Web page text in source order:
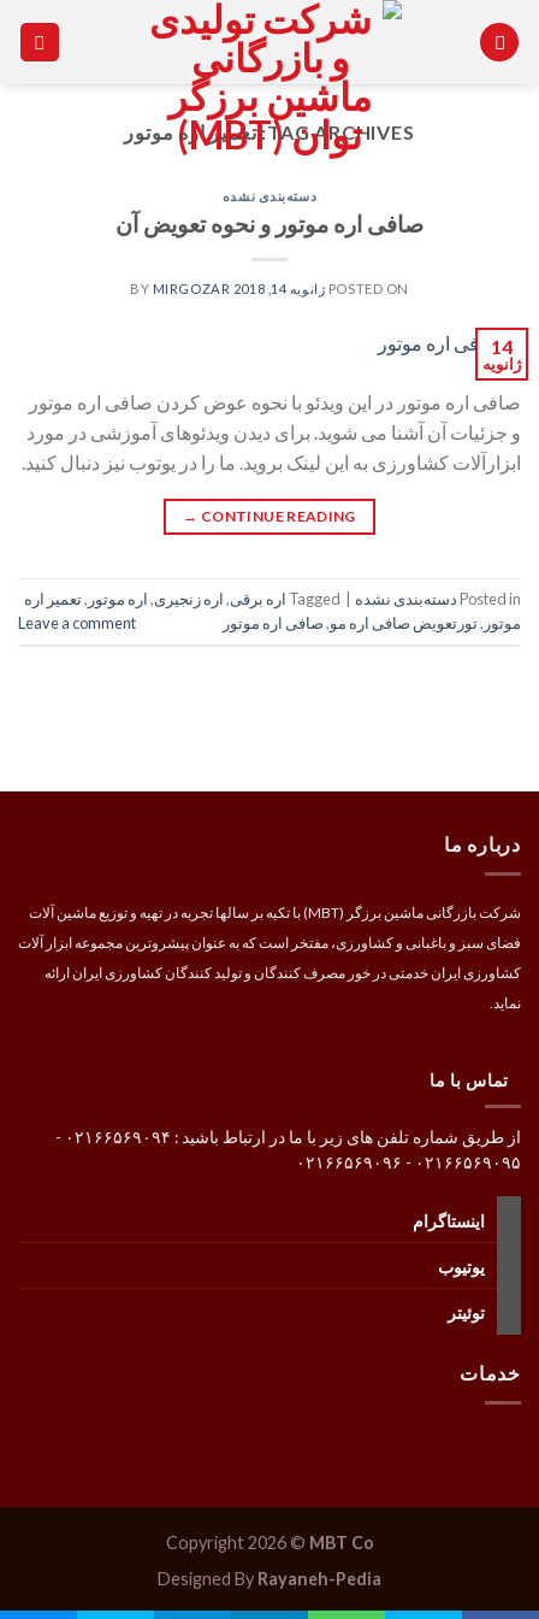
TAG ARCHIVES: تعمیر اره موتور
دسته‌بندی نشده
صافی اره موتور و نحوه تعویض آن
POSTED ON ژانویه 14, 2018 MIRGOZAR
14
ژانویه
صافی اره موتور در این ویدئو با نحوه عوض کردن صافی اره موتور
و جزئیات آن آشنا می شوید. برای دیدن ویدئوهای آموزشی در مورد
ابزارآلات کشاورزی به این لینک بروید. ما را در یوتوب نیز دنبال کنید.
CONTINUE READING
→
Posted inدسته‌بندی نشده Tagged اره برقی,اره زنجیری,اره موتور ,تعمیر اره
موتور ,تورتعویض صافی اره مو,صافی اره موتور Leave a comment
درباره ما
شرکت بازرگانی ماشین برزگر (MBT) با تکیه بر سالها تجربه در تهیه و توزیع ماشین آلات
فضای سبز و باغبانی و کشاورزی، مفتخر است که به عنوان پیشروترین مجموعه ابزار آلات
کشاورزی ایران خدمتی در خور مصرف کنندگان و تولید کنندگان کشاورزی ایران ارائه
نماید.
تماس با ما
از طریق شماره تلفن های زیر با ما در ارتباط باشید : ۰۲۱۶۶۵۶۹۰۹۴ -
۰۲۱۶۶۵۶۹۰۹۵ - ۰۲۱۶۶۵۶۹۰۹۶
اینستاگرام
یوتیوب
توئیتر
خدمات
Copyright 2026 © MBT Co
Designed By Rayaneh-Pedia